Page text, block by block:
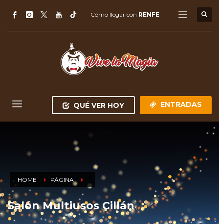
Cómo llegar con RENFE
QUÉ VER HOY ENTRADAS
HOME PÁGINA
Salón Multiusos Cillán